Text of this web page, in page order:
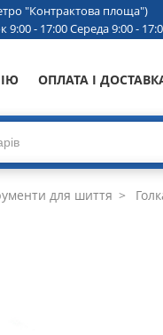
"Контрактова площа")
9:00 - 17:00 Середа 9:00 -
ОПЛАТА І
для шиття